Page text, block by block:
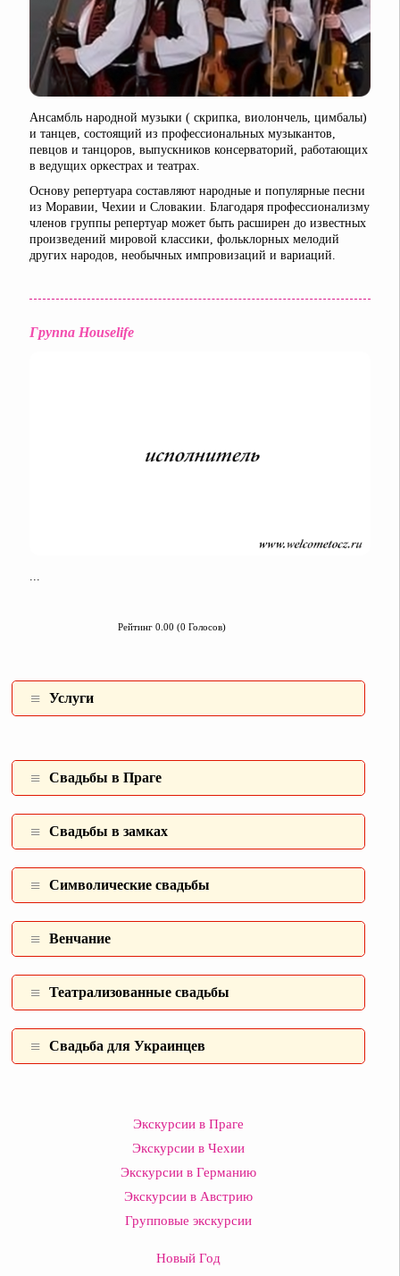
Ансамбль народной музыки ( скрипка, виолончель, цимбалы)
и танцев, состоящий из профессиональных музыкантов,
певцов и танцоров, выпускников консерваторий, работающих
в ведущих оркестрах и театрах.
Основу репертуара составляют народные и популярные песни
из Моравии, Чехии и Словакии. Благодаря профессионализму
членов группы репертуар может быть расширен до известных
произведений мировой классики, фольклорных мелодий
других народов, необычных импровизаций и вариаций.
Группа Houselife
...
Рейтинг 0.00 (0 Голосов)
Услуги
Свадьбы в Праге
Свадьбы в замках
Символические свадьбы
Венчание
Театрализованные свадьбы
Свадьба для Украинцев
Экскурсии в Праге
Экскурсии в Чехии
Экскурсии в Германию
Экскурсии в Австрию
Групповые экскурсии
Новый Год